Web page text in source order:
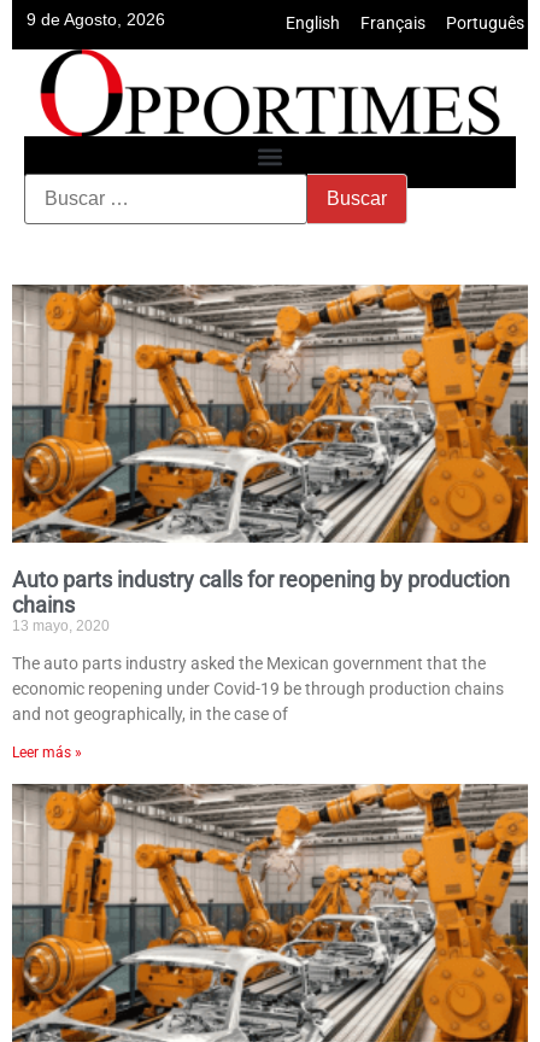
9 de Agosto, 2026 English Français Português
Auto parts industry calls for reopening by production
chains
13 mayo, 2020
The auto parts industry asked the Mexican government that the
economic reopening under Covid-19 be through production chains
and not geographically, in the case of
Leer más »